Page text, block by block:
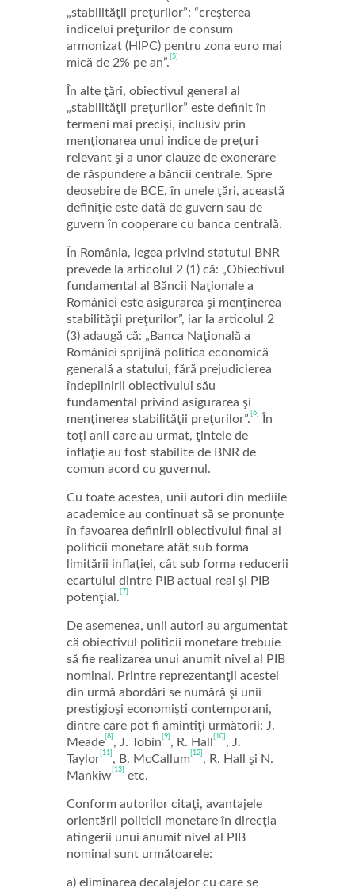
„stabilităţii preţurilor”: “creşterea
indicelui preţurilor de consum
armonizat (HIPC) pentru zona euro mai
mică de 2% pe an”. [5]
În alte ţări, obiectivul general al
„stabilităţii preţurilor” este definit în
termeni mai precişi, inclusiv prin
menţionarea unui indice de preţuri
relevant şi a unor clauze de exonerare
de răspundere a băncii centrale. Spre
deosebire de BCE, în unele ţări, această
definiţie este dată de guvern sau de
guvern în cooperare cu banca centrală.
În România, legea privind statutul BNR
prevede la articolul 2 (1) că: „Obiectivul
fundamental al Băncii Naţionale a
României este asigurarea şi menţinerea
stabilităţii preţurilor”, iar la articolul 2
(3) adaugă că: „Banca Naţională a
României sprijină politica economică
generală a statului, fără prejudicierea
îndeplinirii obiectivului său
fundamental privind asigurarea şi
menţinerea stabilităţii preţurilor”. [6]
În
toţi anii care au urmat, ţintele de
inflaţie au fost stabilite de BNR de
comun acord cu guvernul.
Cu toate acestea, unii autori din mediile
academice au continuat să se pronunțe
în favoarea definirii obiectivului final al
politicii monetare atât sub forma
limitării inflaţiei, cât sub forma reducerii
ecartului dintre PIB actual real şi PIB
potenţial. [7]
De asemenea, unii autori au argumentat
că obiectivul politicii monetare trebuie
să fie realizarea unui anumit nivel al PIB
nominal. Printre reprezentanţii acestei
din urmă abordări se numără şi unii
prestigioşi economişti contemporani,
dintre care pot fi amintiţi următorii: J.
Meade [8] , J. Tobin [9] , R. Hall [10] , J.
Taylor [11] , B. McCallum [12] , R. Hall şi N.
Mankiw [13] etc.
Conform autorilor citaţi, avantajele
orientării politicii monetare în direcţia
atingerii unui anumit nivel al PIB
nominal sunt următoarele:
a) eliminarea decalajelor cu care se